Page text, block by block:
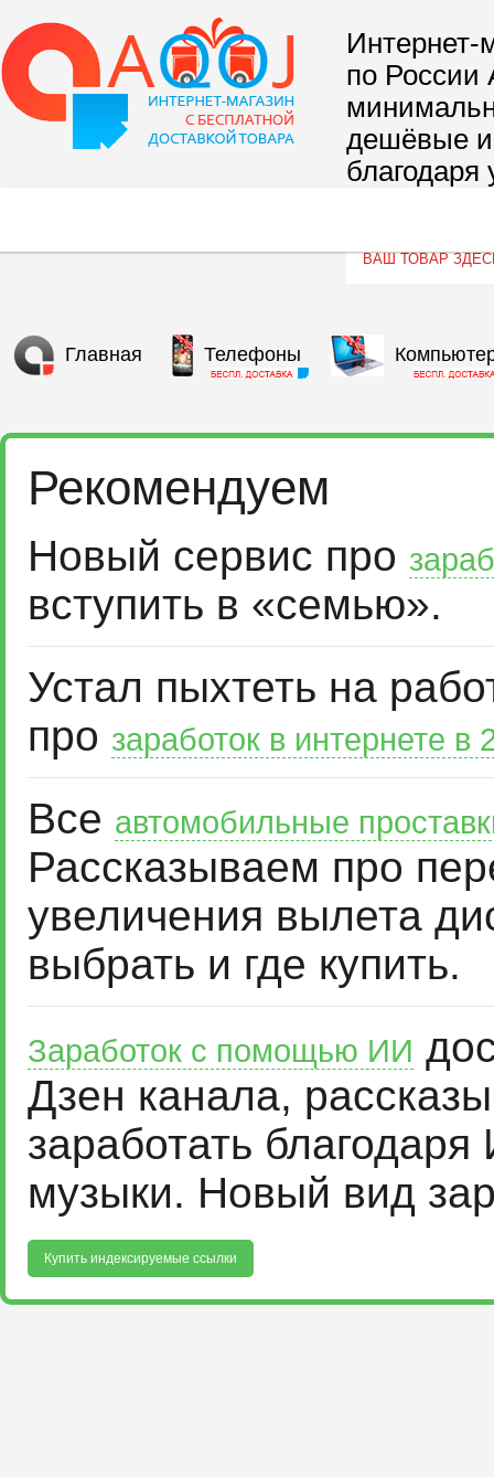
Интернет-
по России
дешёвые и
благодаря
Главная Телефоны
Рекомендуем
Новый сервис про
вступить в «семью».
Устал пыхтеть на
про заработок в интернете в
Все автомобильные
Рассказываем про
увеличения вылета
выбрать и где купить.
Заработок с помощью ИИ
Дзен канала,
заработать
музыки. Новый вид
Купить индексируемые ссылки